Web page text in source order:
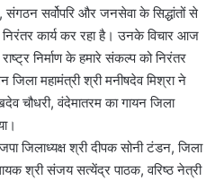
संगठन सर्वोपरि और जनसेवा के सिद्धांतों से
कार्य कर रहा है। उनके विचार आज
निर्माण के हमारे संकल्प को निरंतर
महामंत्री श्री मनीषदेव मिश्रा ने
चौधरी, वंदेमातरम का गायन जिला
जिलाध्यक्ष श्री दीपक सोनी टंडन, जिला
श्री संजय सत्येंद्र पाठक, वरिष्ठ नेत्री